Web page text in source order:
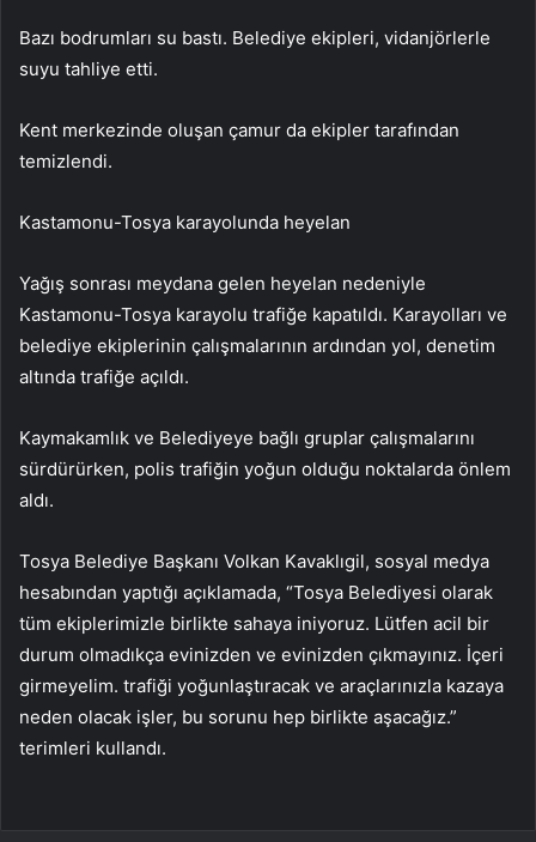
Bazı bodrumları su bastı. Belediye ekipleri, vidanjörlerle
suyu tahliye etti.
Kent merkezinde oluşan çamur da ekipler tarafından
temizlendi.
Kastamonu-Tosya karayolunda heyelan
Yağış sonrası meydana gelen heyelan nedeniyle
Kastamonu-Tosya karayolu trafiğe kapatıldı. Karayolları ve
belediye ekiplerinin çalışmalarının ardından yol, denetim
altında trafiğe açıldı.
Kaymakamlık ve Belediyeye bağlı gruplar çalışmalarını
sürdürürken, polis trafiğin yoğun olduğu noktalarda önlem
aldı.
Tosya Belediye Başkanı Volkan Kavaklıgil, sosyal medya
hesabından yaptığı açıklamada, “Tosya Belediyesi olarak
tüm ekiplerimizle birlikte sahaya iniyoruz. Lütfen acil bir
durum olmadıkça evinizden ve evinizden çıkmayınız. İçeri
girmeyelim. trafiği yoğunlaştıracak ve araçlarınızla kazaya
neden olacak işler, bu sorunu hep birlikte aşacağız.”
terimleri kullandı.